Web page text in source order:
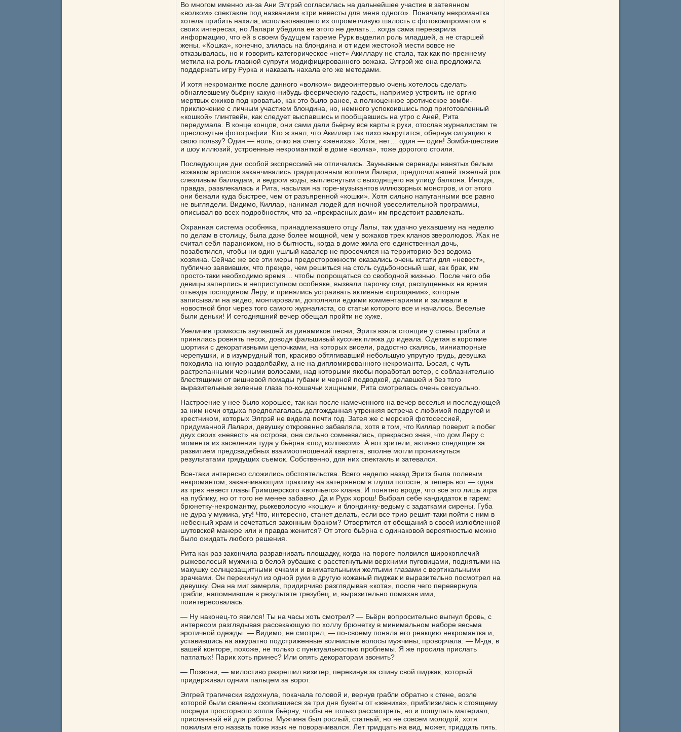
Во многом именно из-за Ани Элгрэй согласилась на дальнейшее участие в затеянном
«волком» спектакле под названием «три невесты для меня одного». Поначалу некромантка
хотела прибить нахала, использовавшего их опрометчивую шалость с фотокомпроматом в
своих интересах, но Лалари убедила ее этого не делать… когда сама переварила
информацию, что ей в своем будущем гареме Рурк выделил роль младшей, а не старшей
жены. «Кошка», конечно, злилась на блондина и от идеи жестокой мести вовсе не
отказывалась, но и говорить категорическое «нет» Акиллару не стала, так как по-прежнему
метила на роль главной супруги модифицированного вожака. Элгрэй же она предложила
поддержать игру Рурка и наказать нахала его же методами.
И хотя некромантке после данного «волком» видеоинтервью очень хотелось сделать
обнаглевшему бьёрну какую-нибудь феерическую гадость, например устроить не оргию
мертвых ежиков под кроватью, как это было ранее, а полноценное эротическое зомби-
приключение с личным участием блондина, но, немного успокоившись под приготовленный
«кошкой» глинтвейн, как следует выспавшись и пообщавшись на утро с Аней, Рита
передумала. В конце концов, они сами дали бьёрну все карты в руки, отослав журналистам те
пресловутые фотографии. Кто ж знал, что Акиллар так лихо выкрутится, обернув ситуацию в
свою пользу? Один — ноль, очко на счету «жениха». Хотя, нет… один — один! Зомби-шествие
и шоу иллюзий, устроенные некроманткой в доме «волка», тоже дорогого стоили.
Последующие дни особой экспрессией не отличались. Заунывные серенады нанятых белым
вожаком артистов заканчивались традиционным воплем Лалари, предпочитавшей тяжелый рок
слезливым балладам, и ведром воды, выплеснутым с выходящего на улицу балкона. Иногда,
правда, развлекалась и Рита, насылая на горе-музыкантов иллюзорных монстров, и от этого
они бежали куда быстрее, чем от разъяренной «кошки». Хотя сильно напуганными все равно
не выглядели. Видимо, Киллар, нанимая людей для ночной увеселительной программы,
описывал во всех подробностях, что за «прекрасных дам» им предстоит развлекать.
Охранная система особняка, принадлежавшего отцу Лалы, так удачно уехавшему на неделю
по делам в столицу, была даже более мощной, чем у вожаков трех кланов зверолюдов. Жак не
считал себя параноиком, но в бытность, когда в доме жила его единственная дочь,
позаботился, чтобы ни один ушлый кавалер не просочился на территорию без ведома
хозяина. Сейчас же все эти меры предосторожности оказались очень кстати для «невест»,
публично заявивших, что прежде, чем решиться на столь судьбоносный шаг, как брак, им
просто-таки необходимо время… чтобы попрощаться со свободной жизнью. После чего обе
девицы заперлись в неприступном особняке, вызвали парочку слуг, распущенных на время
отъезда господином Леру, и принялись устраивать активные «прощания», которые
записывали на видео, монтировали, дополняли едкими комментариями и заливали в
новостной блог через того самого журналиста, со статьи которого все и началось. Веселые
были деньки! И сегодняшний вечер обещал пройти не хуже.
Увеличив громкость звучавшей из динамиков песни, Эритэ взяла стоящие у стены грабли и
принялась ровнять песок, доводя фальшивый кусочек пляжа до идеала. Одетая в короткие
шортики с декоративными цепочками, на которых висели, радостно скалясь, миниатюрные
черепушки, и в изумрудный топ, красиво обтягивавший небольшую упругую грудь, девушка
походила на юную раздолбайку, а не на дипломированного некроманта. Босая, с чуть
растрепанными черными волосами, над которыми якобы поработал ветер, с соблазнительно
блестящими от вишневой помады губами и черной подводкой, делавшей и без того
выразительные зеленые глаза по-кошачьи хищными, Рита смотрелась очень сексуально.
Настроение у нее было хорошее, так как после намеченного на вечер веселья и последующей
за ним ночи отдыха предполагалась долгожданная утренняя встреча с любимой подругой и
крестником, которых Элгрэй не видела почти год. Затея же с морской фотосессией,
придуманной Лалари, девушку откровенно забавляла, хотя в том, что Киллар поверит в побег
двух своих «невест» на острова, она сильно сомневалась, прекрасно зная, что дом Леру с
момента их заселения туда у бьёрна «под колпаком». А вот зрители, активно следящие за
развитием предсвадебных взаимоотношений квартета, вполне могли проникнуться
результатами грядущих съемок. Собственно, для них спектакль и затевался.
Все-таки интересно сложились обстоятельства. Всего неделю назад Эритэ была полевым
некромантом, заканчивающим практику на затерянном в глуши погосте, а теперь вот — одна
из трех невест главы Гримшерского «волчьего» клана. И понятно вроде, что все это лишь игра
на публику, но от того не менее забавно. Да и Рурк хорош! Выбрал себе кандидаток в гарем:
брюнетку-некромантку, рыжеволосую «кошку» и блондинку-ведьму с задатками сирены. Губа
не дура у мужика, угу! Что, интересно, станет делать, если все трио решит-таки пойти с ним в
небесный храм и сочетаться законным браком? Отвертится от обещаний в своей излюбленной
шутовской манере или и правда женится? От этого бьёрна с одинаковой вероятностью можно
было ожидать любого решения.
Рита как раз закончила разравнивать площадку, когда на пороге появился широкоплечий
рыжеволосый мужчина в белой рубашке с расстегнутыми верхними пуговицами, поднятыми на
макушку солнцезащитными очками и внимательными желтыми глазами с вертикальными
зрачками. Он перекинул из одной руки в другую кожаный пиджак и выразительно посмотрел на
девушку. Она на миг замерла, придирчиво разглядывая «кота», после чего перевернула
грабли, напомнившие в результате трезубец, и, выразительно помахав ими,
поинтересовалась:
— Ну наконец-то явился! Ты на часы хоть смотрел? — Бьёрн вопросительно выгнул бровь, с
интересом разглядывая рассекающую по холлу брюнетку в минимальном наборе весьма
эротичной одежды. — Видимо, не смотрел, — по-своему поняла его реакцию некромантка и,
уставившись на аккуратно подстриженные волнистые волосы мужчины, проворчала: — М-да, в
вашей конторе, похоже, не только с пунктуальностью проблемы. Я же просила прислать
патлатых! Парик хоть принес? Или опять декораторам звонить?
— Позвони, — милостиво разрешил визитер, перекинув за спину свой пиджак, который
придерживал одним пальцем за ворот.
Элгрей трагически вздохнула, покачала головой и, вернув грабли обратно к стене, возле
которой были свалены скопившиеся за три дня букеты от «жениха», приблизилась к стоящему
посреди просторного холла бьёрну, чтобы не только рассмотреть, но и пощупать материал,
присланный ей для работы. Мужчина был рослый, статный, но не совсем молодой, хотя
пожилым его назвать тоже язык не поворачивался. Лет тридцать на вид, может, тридцать пять.